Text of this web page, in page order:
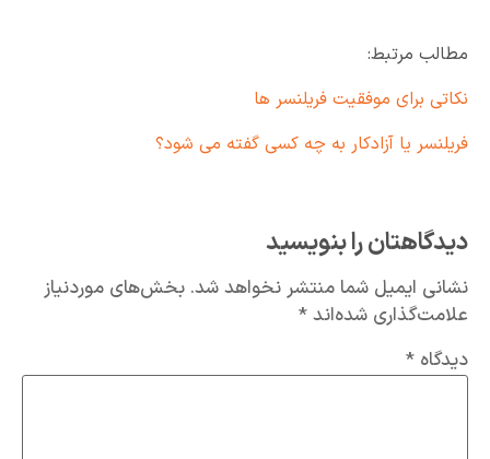
مطالب مرتبط:
نکاتی برای موفقیت فریلنسر ها
فریلنسر یا آزادکار به چه کسی گفته می شود؟
دیدگاهتان را بنویسید
نشانی ایمیل شما منتشر نخواهد شد. بخش‌های موردنیاز
علامت‌گذاری شده‌اند*
دیدگاه *